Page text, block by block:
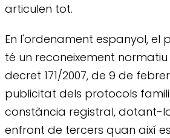
articulen tot.
En l'ordenament espanyol, el
té un reconeixement normatiu
decret 171/2007, de 9 de
publicitat dels protocols
constància registral, dotant-
enfront de tercers quan així